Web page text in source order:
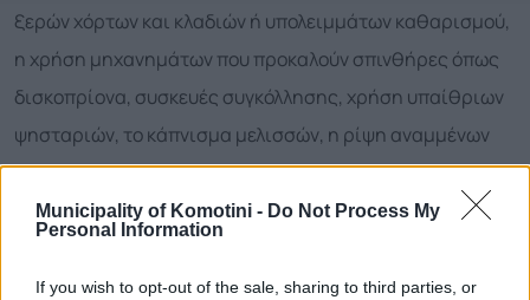
Municipality of Komotini - Do Not Process My
Personal Information
If you wish to opt-out of the sale, sharing to third parties, or
ξερών χόρτων και κλαδιών ή υπολειμμάτων καθαρισμού,
η χρήση μηχανημάτων που προκαλούν σπινθήρες όπως
δισκοπρίονα, συσκευές συγκόλλησης, χρήση υπαίθριων
ψησταριών, το κάπνισμα μελισσών, η ρίψη αναμμένων
τσιγάρων, κ.α. Επίσης, υπενθυμίζεται ότι κατά τη
διάρκεια της αντιπυρικής περιόδου απαγορεύεται η
οδηγίες αυτοπροστασίας από τους κινδύνους των